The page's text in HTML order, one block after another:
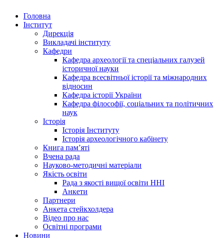
Головна
Інститут
Дирекція
Викладачі інституту
Кафедри
Кафедра археології та спеціальних галузей
історичної науки
Кафедра всесвітньої історії та міжнародних
відносин
Кафедра історії України
Кафедра філософії, соціальних та політичних
наук
Історія
Історія Інституту
Історія археологічного кабінету
Книга памʼяті
Вчена рада
Науково-методичні матеріали
Якість освіти
Рада з якості вищої освіти ННІ
Анкети
Партнери
Анкета стейкхолдера
Відео про нас
Освітні програми
Hовини